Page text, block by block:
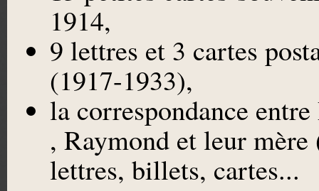
1914,
9 lettres et 3 cartes
(1917-1933),
la correspondance
, Raymond et leur
lettres, billets, cartes...